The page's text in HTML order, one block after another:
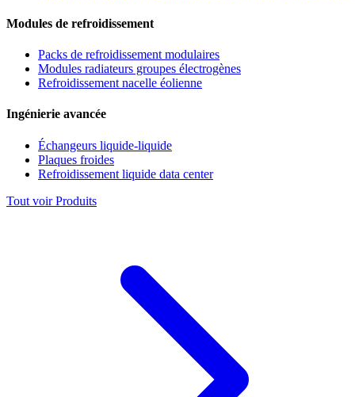
Modules de refroidissement
Packs de refroidissement modulaires
Modules radiateurs groupes électrogènes
Refroidissement nacelle éolienne
Ingénierie avancée
Échangeurs liquide-liquide
Plaques froides
Refroidissement liquide data center
Tout voir Produits